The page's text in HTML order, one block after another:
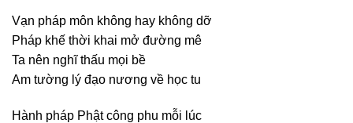
Vạn pháp môn không hay không dỡ
Pháp khế thời khai mở đường mê
Ta nên nghĩ thấu mọi bề
Am tường lý đạo nương về học tu
Hành pháp Phật công phu mỗi lúc